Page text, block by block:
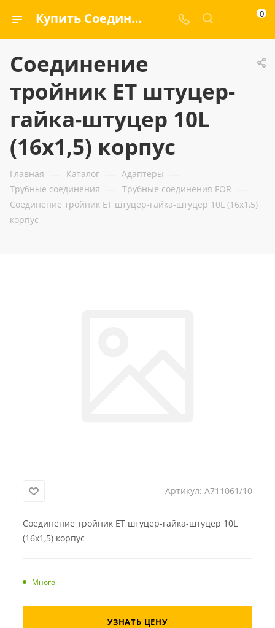
Купить Соединение тройник ET штуцер-гайка-штуцер 10L (16x1,5) корпус — ООО «ГИДРАМАКС» 0
Соединение
тройник ET штуцер-
гайка-штуцер 10L
(16x1,5) корпус
Главная — Каталог — Адаптеры —
Трубные соединения — Трубные соединения FOR —
Соединение тройник ET штуцер-гайка-штуцер 10L (16x1,5)
корпус
Артикул: A711061/10
Соединение тройник ET штуцер-гайка-штуцер 10L
(16x1,5) корпус
Много
УЗНАТЬ ЦЕНУ